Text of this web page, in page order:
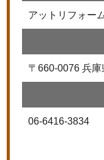
アットリフォー
〒660-0076 兵
06-6416-3834